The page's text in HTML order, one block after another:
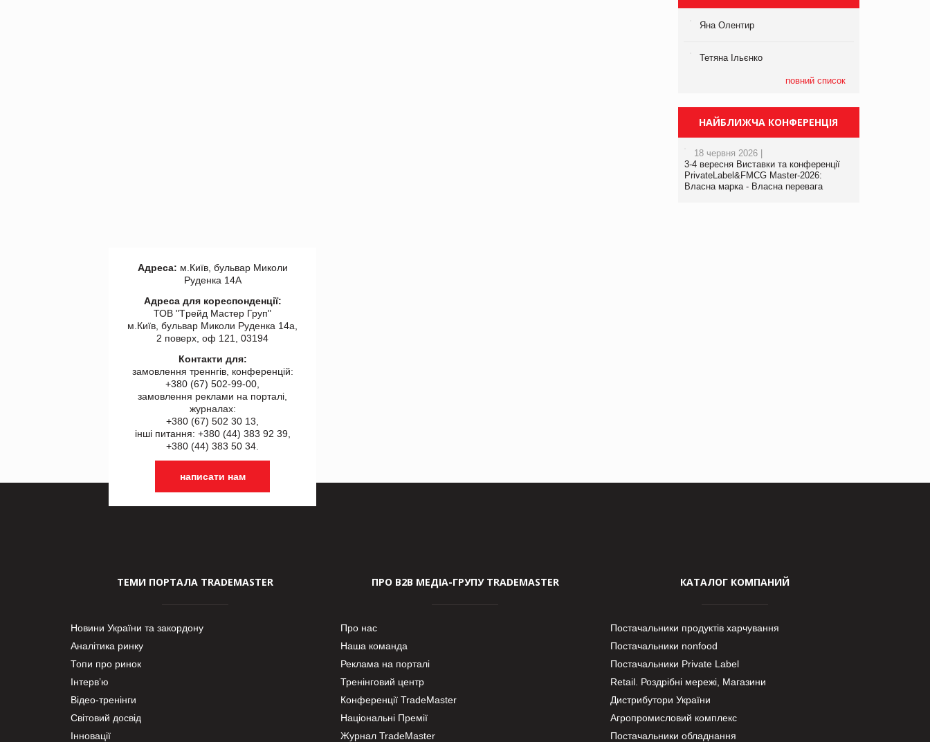
Яна Олентир
Тетяна Ільєнко
повний список
НАЙБЛИЖЧА КОНФЕРЕНЦІЯ
18 червня 2026 |
3-4 вересня Виставки та конференції
PrivateLabel&FMCG Master-2026:
Власна марка - Власна перевага
Адреса: м.Київ, бульвар Миколи
Руденка 14А
Адреса для кореспонденції:
ТОВ "Tрейд Мастер Груп"
м.Київ, бульвар Миколи Руденка 14а,
2 поверх, оф 121, 03194
Контакти для:
замовлення треннгів, конференцій:
+380 (67) 502-99-00,
замовлення реклами на порталі,
журналах:
+380 (67) 502 30 13,
інші питання: +380 (44) 383 92 39,
+380 (44) 383 50 34.
написати нам
ТЕМИ ПОРТАЛА TRADEMASTER
Новини України та закордону
Аналітика ринку
Топи про ринок
Інтерв’ю
Відео-тренінги
Світовий досвід
Інновації
ПРО В2В МЕДІА-ГРУПУ TRADEMASTER
Про нас
Наша команда
Реклама на порталі
Тренінговий центр
Конференції TradeMaster
Національні Премії
Журнал TradeMaster
КАТАЛОГ КОМПАНИЙ
Постачальники продуктів харчування
Постачальники nonfood
Постачальники Private Label
Retail. Роздрібні мережі, Магазини
Дистрибутори України
Агропромисловий комплекс
Постачальники обладнання